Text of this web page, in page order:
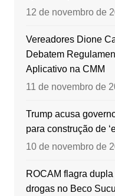
12 de novembro de
Vereadores Dione
Debatem
Aplicativo na CMM
11 de novembro de
Trump acusa
para construção de
10 de novembro de
ROCAM flagra
drogas no Beco